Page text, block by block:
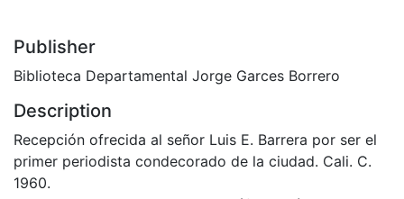
Publisher
Biblioteca Departamental Jorge Garces Borrero
Description
Recepción ofrecida al señor Luis E. Barrera por ser el
primer periodista condecorado de la ciudad. Cali. C.
1960.